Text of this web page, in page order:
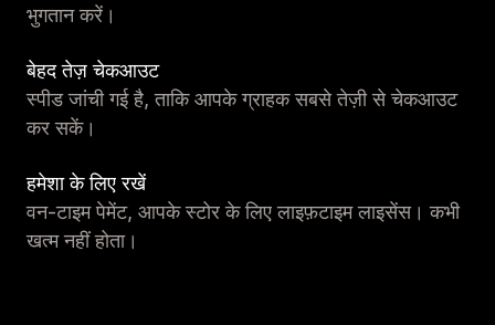
भुगतान करें।
बेहद तेज़ चेकआउट
स्पीड जांची गई है, ताकि आपके ग्राहक सबसे तेज़ी से चेकआउट
कर सकें।
हमेशा के लिए रखें
वन-टाइम पेमेंट, आपके स्टोर के लिए लाइफ़टाइम लाइसेंस। कभी
खत्म नहीं होता।